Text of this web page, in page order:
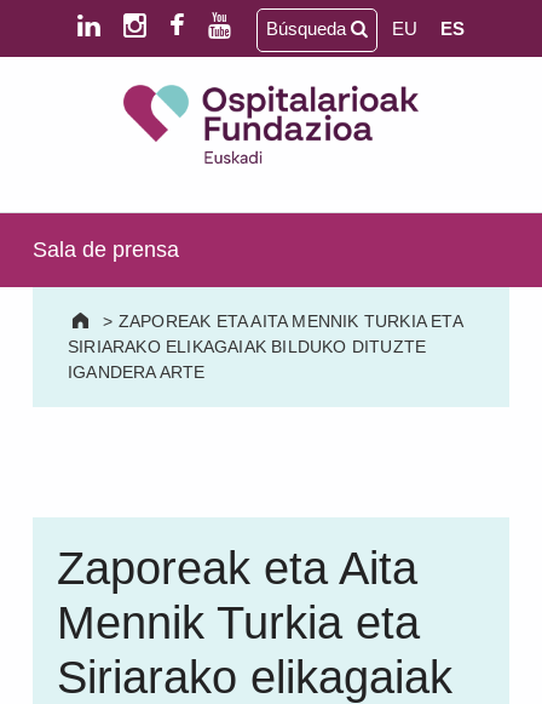
Saltar al contenido principal
Saltar al pie de página
SALUD MENTAL | DISCAPACIDAD INTELECTUAL | NEURORREHABILITACIÓN Y DAÑO CEREBRAL | PERSONA MAYOR
Búsqueda EU ES
Sala de prensa
> ZAPOREAK ETA AITA MENNIK TURKIA ETA
SIRIARAKO ELIKAGAIAK BILDUKO DITUZTE
IGANDERA ARTE
Zaporeak eta Aita
Mennik Turkia eta
Siriarako elikagaiak